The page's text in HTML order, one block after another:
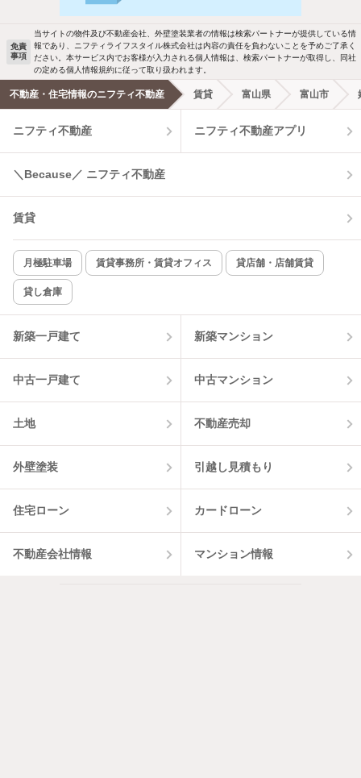
洗濯機置場あり 独立洗面台
エアコンあり 都市ガス
温水洗浄便座 オートロック
コンロ2口以上
新着のみ インターネット無料
該当件数:
0件
免責
事項
当サイトの物件及び不動産会社、外壁塗装業者の情報は検索パートナーが提供している情
報であり、ニフティライフスタイル株式会社は内容の責任を負わないことを予めご了承く
ださい。本サービス内でお客様が入力される個人情報は、検索パートナーが取得し、同社
の定める個人情報規約に従って取り扱われます。
不動産・住宅情報のニフティ不動産 賃貸 富山県 富山市
ニフティ不動産 ニフティ不動産アプリ
＼Because／ ニフティ不動産
賃貸
月極駐車場 賃貸事務所・賃貸オフィス 貸店舗・店舗賃貸
貸し倉庫
新築一戸建て 新築マンション
中古一戸建て 中古マンション
土地 不動産売却
外壁塗装 引越し見積もり
住宅ローン カードローン
不動産会社情報 マンション情報